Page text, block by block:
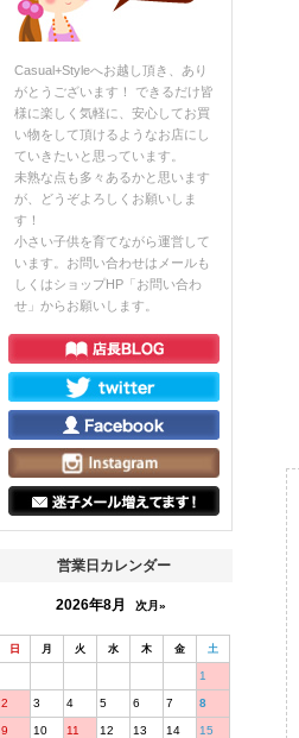
Casual+Styleへお越し頂き、あり
がとうございます！ できるだけ皆
様に楽しく気軽に、安心してお買
い物をして頂けるようなお店にし
ていきたいと思っています。
未熟な点も多々あるかと思います
が、どうぞよろしくお願いしま
す！
小さい子供を育てながら運営して
います。お問い合わせはメールも
しくはショップHP「お問い合わ
せ」からお願いします。
営業日カレンダー
2026年8月 次月»
日 月 火 水 木 金 土
1
2 3 4 5 6 7 8
9 10 11 12 13 14 15